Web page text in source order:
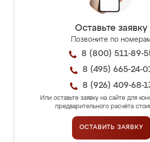
Оставьте заявку
Позвоните по
8 (800) 511-89-
8 (495) 665-24-
8 (926) 409-68-
Или оставьте заявку на сайте для
предварительного расчёта
ОСТАВИТЬ ЗАЯВКУ